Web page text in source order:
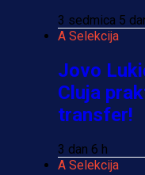
3 sedmica 5
A Selekcija
Jovo
Cluja
transfer!
3 dan 6 h
A Selekcija